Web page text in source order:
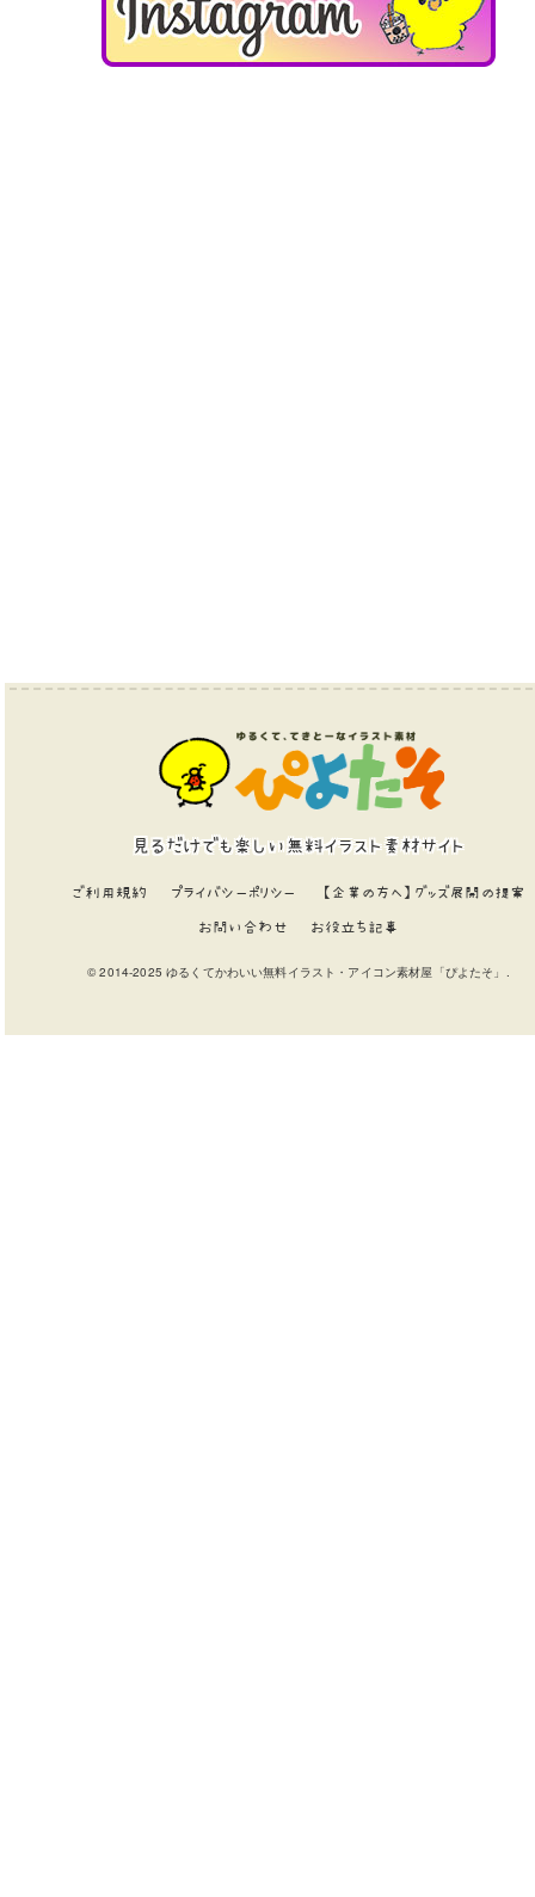
見るだけでも楽しい無料イラスト素材サイト
ご利用規約 プライバシーポリシー 【企業の方へ】グッズ展開の提案
お問い合わせ お役立ち記事
© 2014-2025 ゆるくてかわいい無料イラスト・アイコン素材屋「ぴよたそ」.